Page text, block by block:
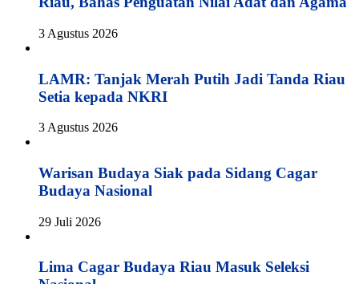
3 Agustus 2026
LAMR: Tanjak Merah Putih Jadi Tanda Riau
Setia kepada NKRI
3 Agustus 2026
Warisan Budaya Siak pada Sidang Cagar
Budaya Nasional
29 Juli 2026
Lima Cagar Budaya Riau Masuk Seleksi